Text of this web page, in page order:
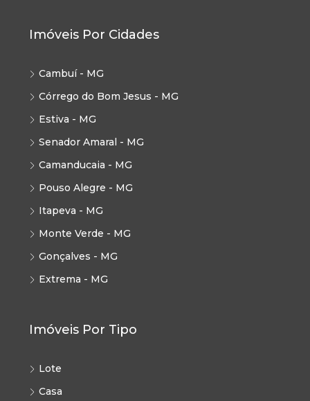
Imóveis Por Cidades
Cambuí - MG
Córrego do Bom Jesus - MG
Estiva - MG
Senador Amaral - MG
Camanducaia - MG
Pouso Alegre - MG
Itapeva - MG
Monte Verde - MG
Gonçalves - MG
Extrema - MG
Imóveis Por Tipo
Lote
Casa